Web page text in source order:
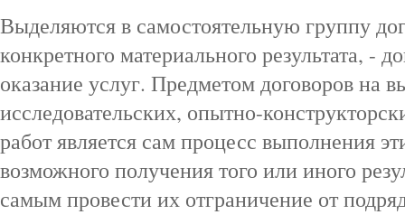
Выделяются в самостоятельную группу
конкретного материального результата, -
оказание услуг. Предметом договоров на
исследовательских, опытно-
работ является сам процесс выполнения
возможного получения того или иного
самым провести их отграничение от